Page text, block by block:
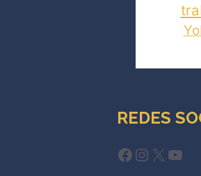
REDES
Facebook
X